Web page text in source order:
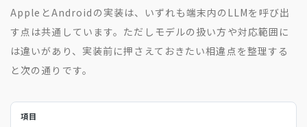
AppleとAndroidの実装は、いずれも端末内のLLMを呼び出
す点は共通しています。ただしモデルの扱い方や対応範囲に
は違いがあり、実装前に押さえておきたい相違点を整理する
と次の通りです。